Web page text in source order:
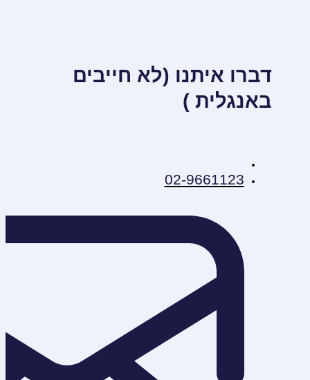
דברו איתנו (לא חייבים
באנגלית )
02-9661123